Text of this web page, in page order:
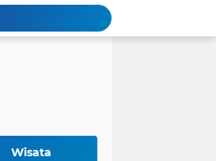
Wisata